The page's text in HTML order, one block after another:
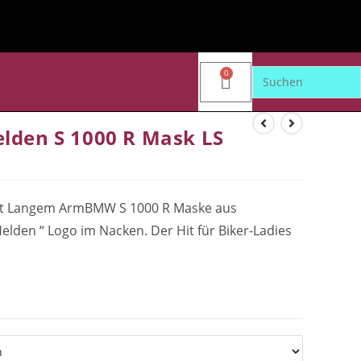
0
S 1000 R Mask LS
ArmBMW S 1000 R Maske aus
“ Logo im Nacken. Der Hit für Biker-Ladies